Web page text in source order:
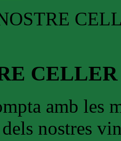
CELLER
amb les
nostres